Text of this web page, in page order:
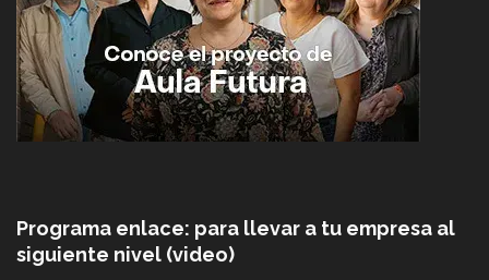
Programa enlace: para llevar a tu empresa al
siguiente nivel (video)